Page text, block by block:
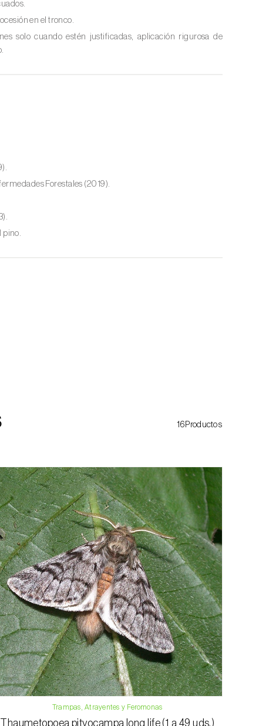
en el tronco.
solo cuando estén justificadas, aplicación rigurosa de
Forestales (2019).
pino.
16Productos
Trampas, Atrayentes y Feromonas
Thaumetopoea pityocampa long life (1 a 49 uds.)